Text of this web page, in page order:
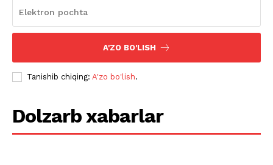
A'ZO BO'LISH
Tanishib chiqing: A'zo bo'lish.
Dolzarb xabarlar